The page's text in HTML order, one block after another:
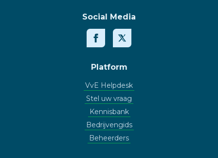
Social Media
Platform
VvE Helpdesk
Stel uw vraag
Kennisbank
Bedrijvengids
Beheerders